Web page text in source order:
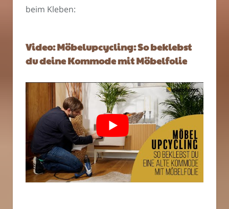
beim Kleben:
Video: Möbelupcycling: So beklebst
du deine Kommode mit Möbelfolie